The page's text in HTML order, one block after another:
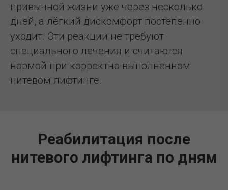
привычной жизни уже через несколько
дней, а лёгкий дискомфорт постепенно
уходит. Эти реакции не требуют
специального лечения и считаются
нормой при корректно выполненном
нитевом лифтинге.
Реабилитация после
нитевого лифтинга по дням